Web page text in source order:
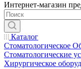
Интернет-магазин
Каталог
Стоматологическое
Стоматологические
Хирургическое